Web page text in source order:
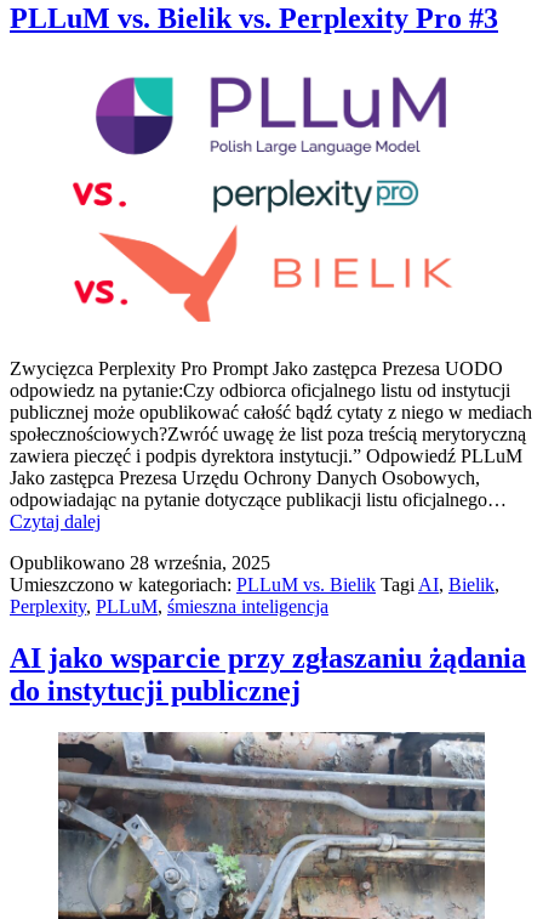
PLLuM vs. Bielik vs. Perplexity Pro #3
Zwycięzca Perplexity Pro Prompt Jako zastępca Prezesa UODO
odpowiedz na pytanie:Czy odbiorca oficjalnego listu od instytucji
publicznej może opublikować całość bądź cytaty z niego w mediach
społecznościowych?Zwróć uwagę że list poza treścią merytoryczną
zawiera pieczęć i podpis dyrektora instytucji.” Odpowiedź PLLuM
Jako zastępca Prezesa Urzędu Ochrony Danych Osobowych,
odpowiadając na pytanie dotyczące publikacji listu oficjalnego…
Czytaj dalej
Bielik
vs.
Perplexity
#3
Opublikowano 28 września, 2025
Umieszczono w kategoriach: PLLuM vs. Bielik Tagi AI, Bielik,
Perplexity, PLLuM, śmieszna inteligencja
AI jako wsparcie przy zgłaszaniu żądania
do instytucji publicznej